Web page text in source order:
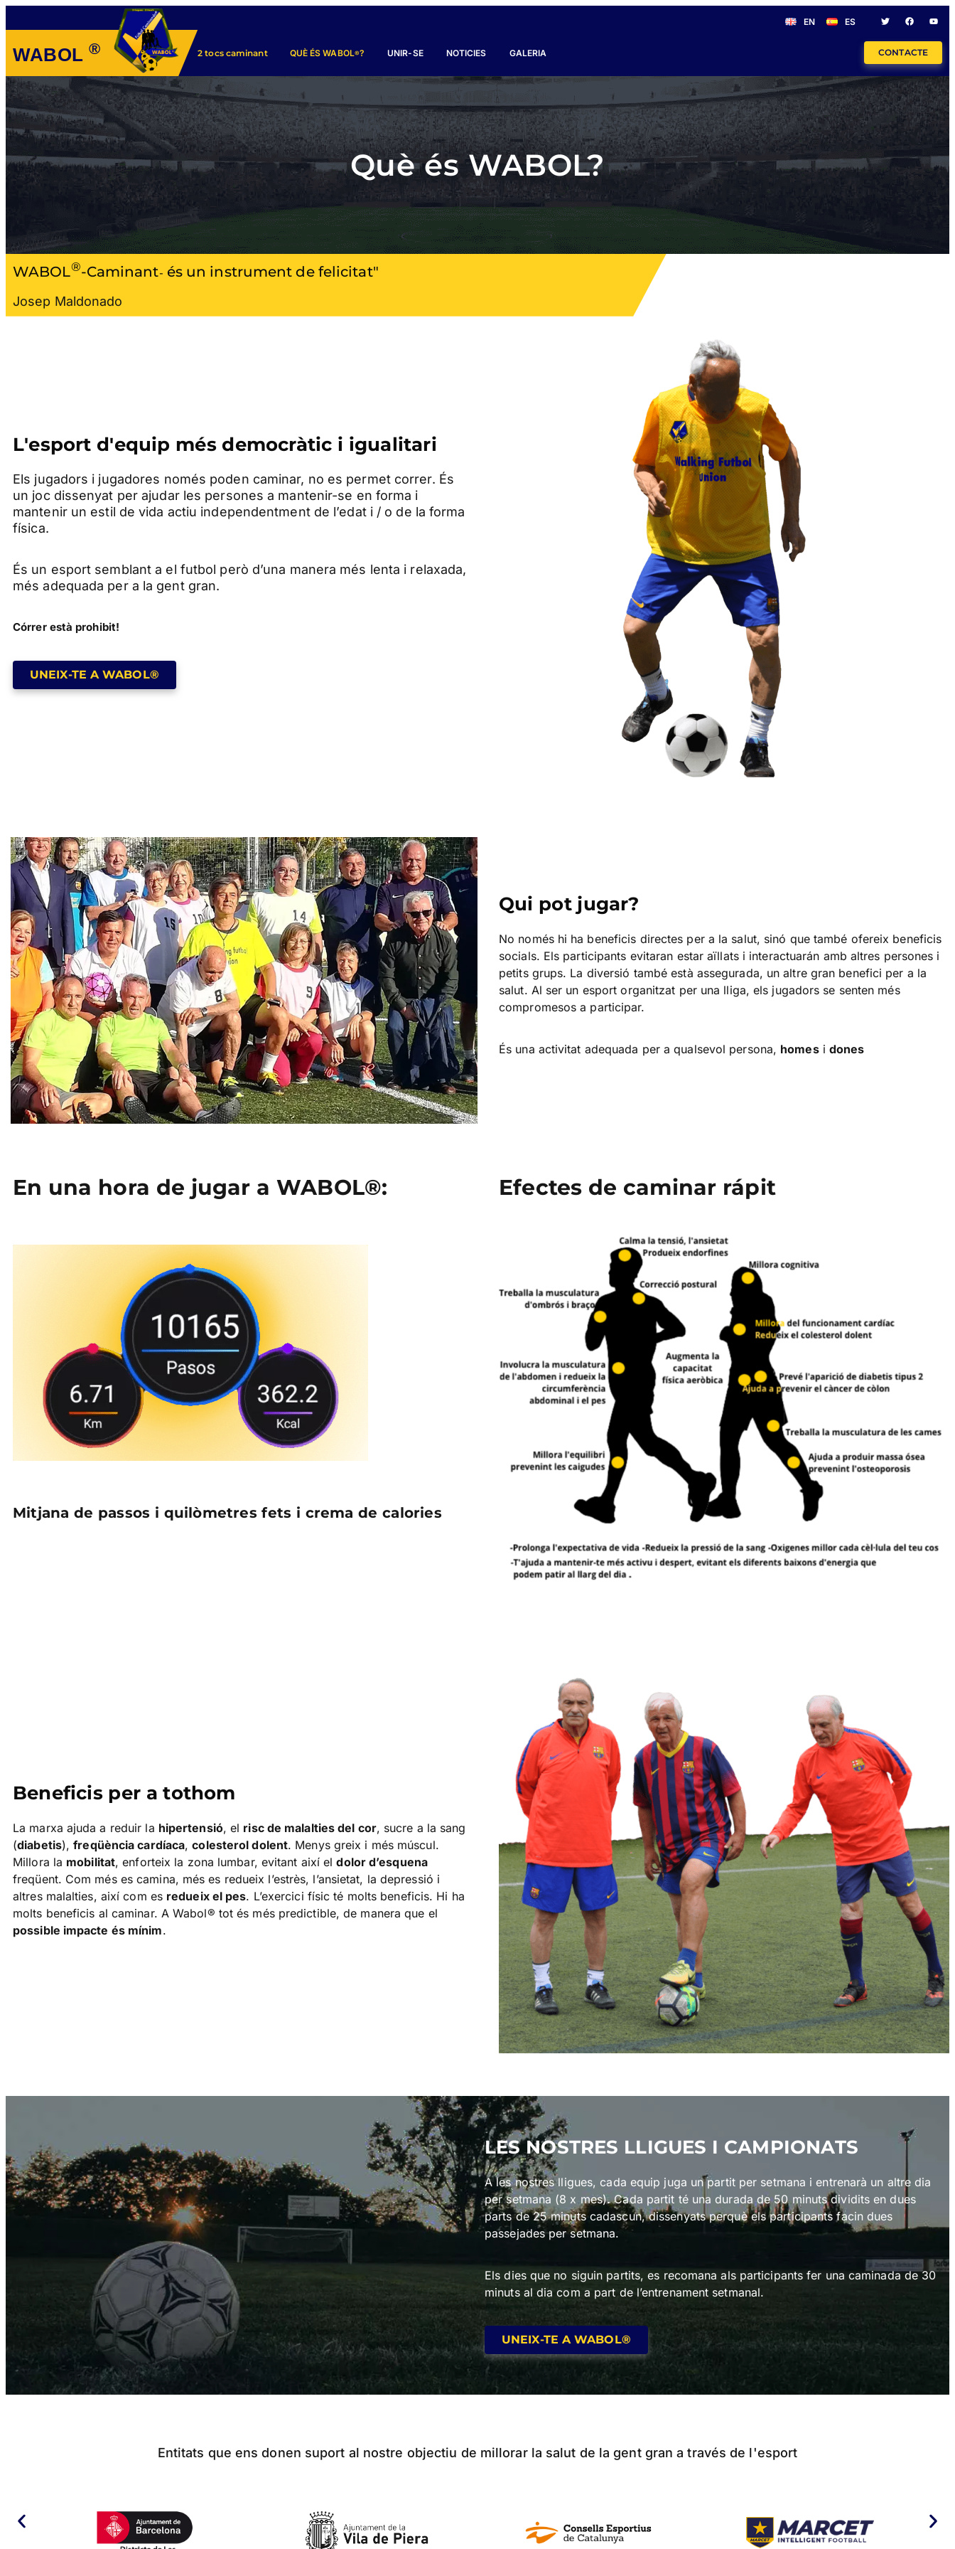
EN ES
WABOL ® 2 tocs caminant CONTACTE
QUÈ ÉS WABOL®? UNIR-SE NOTICIES GALERIA
Què és WABOL?
WABOL®-Caminant- és un instrument de felicitat"
Josep Maldonado
L'esport d'equip més democràtic i igualitari
Els jugadors i jugadores només poden caminar, no es permet correr. És
un joc dissenyat per ajudar les persones a mantenir-se en forma i
mantenir un estil de vida actiu independentment de l’edat i / o de la forma
física.
És un esport semblant a el futbol però d’una manera més lenta i relaxada,
més adequada per a la gent gran.
Córrer està prohibit!
UNEIX-TE A WABOL®
Qui pot jugar?
No només hi ha beneficis directes per a la salut, sinó que també ofereix beneficis
socials. Els participants evitaran estar aïllats i interactuarán amb altres persones i
petits grups. La diversió també està assegurada, un altre gran benefici per a la
salut. Al ser un esport organitzat per una lliga, els jugadors se senten més
compromesos a participar.
És una activitat adequada per a qualsevol persona, homesi dones
En una hora de jugar a WABOL®:
Mitjana de passos i quilòmetres fets i crema de calories
Efectes de caminar rápit
Beneficis per a tothom
La marxa ajuda a reduir la hipertensió, el risc de malalties del cor, sucre a la sang
(diabetis),freqüència cardíaca,colesterol dolent. Menys greix i més múscul.
Millora la mobilitat, enforteix la zona lumbar, evitant així eldolor d’esquena
freqüent. Com més es camina, més es redueix l’estrès, l’ansietat, la depressió i
altres malalties, així com es redueix el pes. L’exercici físic té molts beneficis. Hi ha
molts beneficis al caminar. A Wabol® tot és més predictible, de manera que el
possible impacte és mínim.
LES NOSTRES LLIGUES I CAMPIONATS
A les nostres lligues, cada equip juga un partit per setmana i entrenarà un altre dia
per setmana (8 x mes). Cada partit té una durada de 50 minuts dividits en dues
parts de 25 minuts cadascun, dissenyats perquè els participants facin dues
passejades per setmana.
Els dies que no siguin partits, es recomana als participants fer una caminada de 30
minuts al dia com a part de l’entrenament setmanal.
UNEIX-TE A WABOL®
Entitats que ens donen suport al nostre objectiu de millorar la salut de la gent gran a través de l'esport